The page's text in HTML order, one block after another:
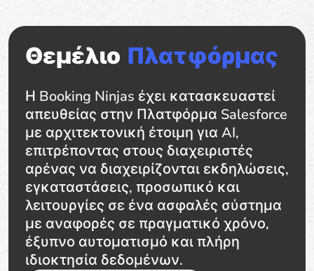
Θεμέλιο Πλατφόρμας
Η Booking Ninjas έχει κατασκευαστεί
απευθείας στην Πλατφόρμα Salesforce
με αρχιτεκτονική έτοιμη για AI,
επιτρέποντας στους διαχειριστές
αρένας να διαχειρίζονται εκδηλώσεις,
εγκαταστάσεις, προσωπικό και
λειτουργίες σε ένα ασφαλές σύστημα
με αναφορές σε πραγματικό χρόνο,
έξυπνο αυτοματισμό και πλήρη
ιδιοκτησία δεδομένων.